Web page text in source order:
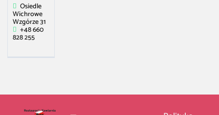
Osiedle
Wichrowe
Wzgórze 31
+48 660
828 255